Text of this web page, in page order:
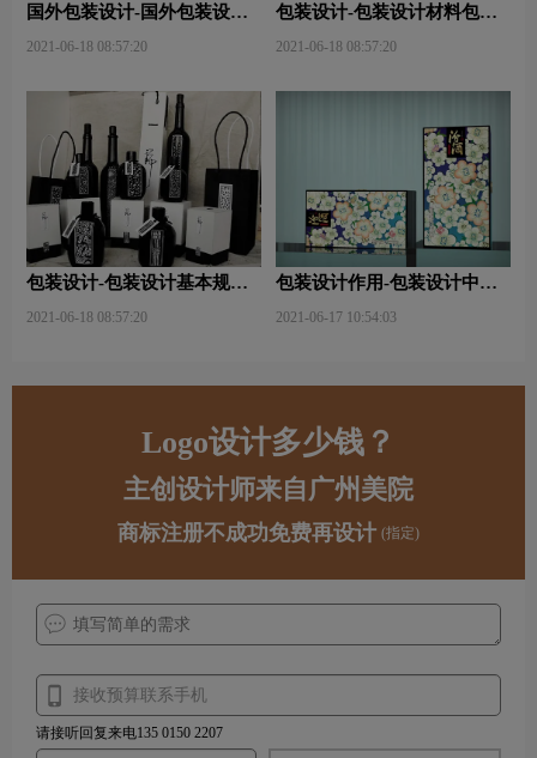
国外包装设计-国外包装设计
2021-06-18 08:57:20
包装设计-包装设计材料包含
2021-06-18 08:57:20
包装设计-包装设计基本规律
2021-06-18 08:57:20
包装设计作用-包装设计中文
2021-06-17 10:54:03
Logo设计多少钱？
主创设计师来自广州美院
商标注册不成功免费再设计 (指定)
请接听回复来电135 0150 2207